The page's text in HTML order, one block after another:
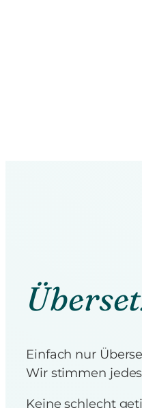
Einfach nur
Wir stimmen
Keine schlecht